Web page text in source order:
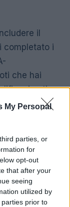
My Personal
parties, or
for
opt-out
that after your
seeing
utilized by
prior to
il
completato i
che hai
i voti
di
per il
che ritieni
non sono